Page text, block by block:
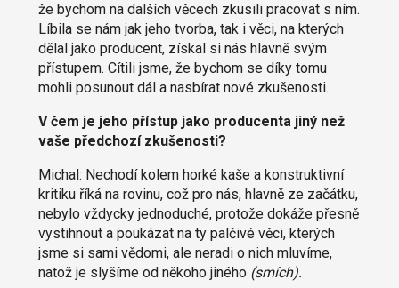
že bychom na dalších věcech zkusili pracovat s ním.
Líbila se nám jak jeho tvorba, tak i věci, na kterých
dělal jako producent, získal si nás hlavně svým
přístupem. Cítili jsme, že bychom se díky tomu
mohli posunout dál a nasbírat nové zkušenosti.
V čem je jeho přístup jako producenta jiný než
vaše předchozí zkušenosti?
Michal: Nechodí kolem horké kaše a konstruktivní
kritiku říká na rovinu, což pro nás, hlavně ze začátku,
nebylo vždycky jednoduché, protože dokáže přesně
vystihnout a poukázat na ty palčivé věci, kterých
jsme si sami vědomi, ale neradi o nich mluvíme,
natož je slyšíme od někoho jiného(smích).